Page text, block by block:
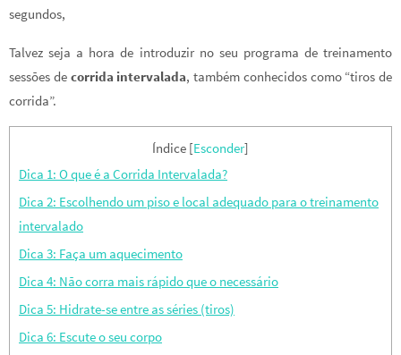
segundos,
Talvez seja a hora de introduzir no seu programa de treinamento
sessões de corrida intervalada, também conhecidos como “tiros de
corrida”.
Índice [Esconder]
Dica 1: O que é a Corrida Intervalada?
Dica 2: Escolhendo um piso e local adequado para o treinamento
intervalado
Dica 3: Faça um aquecimento
Dica 4: Não corra mais rápido que o necessário
Dica 5: Hidrate-se entre as séries (tiros)
Dica 6: Escute o seu corpo